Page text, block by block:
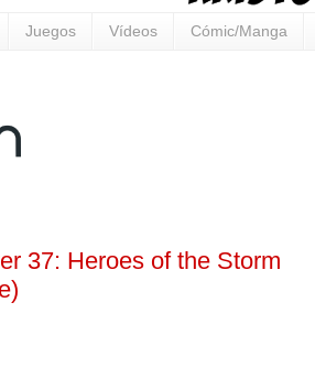
Juegos Vídeos Cómic/Manga
37: Heroes of the Storm